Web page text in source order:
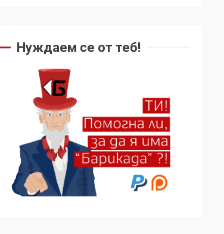
Нуждаем се от теб!